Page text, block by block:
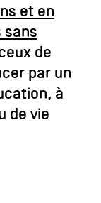
et en
de
par un
à
de vie